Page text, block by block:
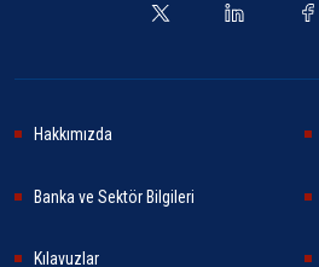
Hakkımızda
Banka ve Sektör Bilgileri
Kılavuzlar